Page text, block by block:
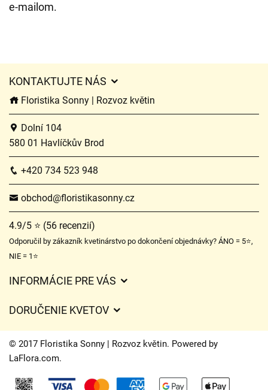
e-mailom.
KONTAKTUJTE NÁS
Floristika Sonny | Rozvoz květin
Dolní 104
580 01 Havlíčkův Brod
+420 734 523 948
obchod@floristikasonny.cz
4.9/5 ⭐ (56 recenzií)
Odporučil by zákazník kvetinárstvo po dokončení objednávky? ÁNO = 5⭐,
NIE = 1⭐
INFORMÁCIE PRE VÁS
Časy doručenia kvetov – prehľad možností
DORUČENIE KVETOV
Poplatky za doručenie
Kam doručujeme kvety
© 2017 Floristika Sonny | Rozvoz květin. Powered by
LaFlora.com.